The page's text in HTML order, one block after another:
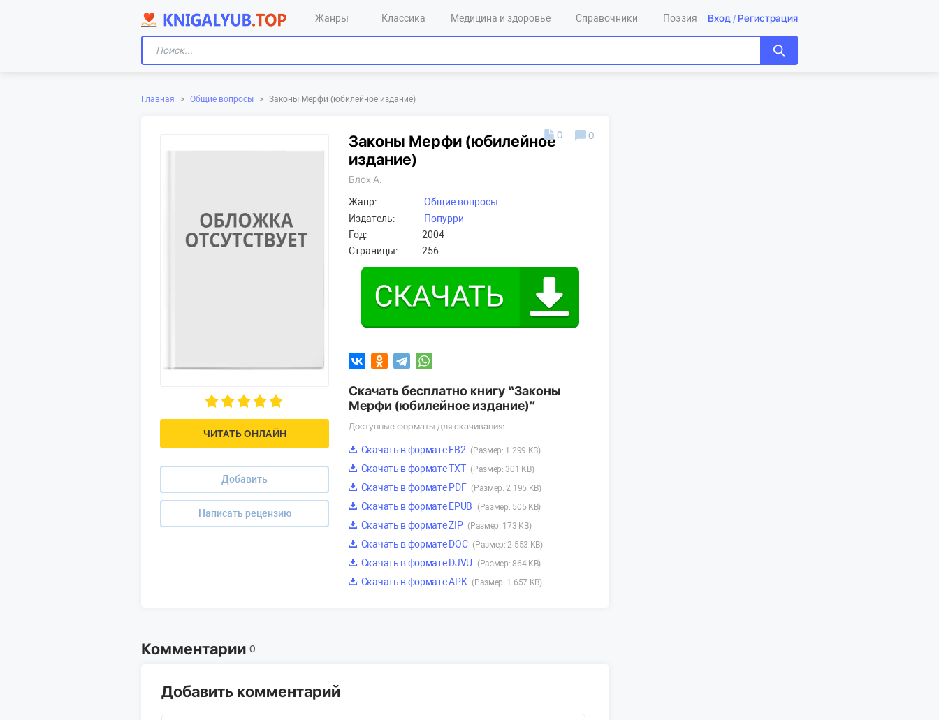
Жанры Классика Медицина и здоровье Справочники Поэзия Вход / Регистрация
Главная > Общие вопросы > Законы Мерфи (юбилейное издание)
ЧИТАТЬ ОНЛАЙН
Добавить
Написать рецензию
Законы Мерфи (юбилейное
издание)
Блох А.
Жанр:
Общие вопросы
Издатель:
Попурри
Год:
2004
Страницы:
256
0 0
Скачать бесплатно книгу “Законы
Мерфи (юбилейное издание)”
Доступные форматы для скачивания:
Скачать в формате FB2 (Размер: 1 299 KB)
Скачать в формате TXT (Размер: 301 KB)
Скачать в формате PDF (Размер: 2 195 KB)
Скачать в формате EPUB (Размер: 505 KB)
Скачать в формате ZIP (Размер: 173 KB)
Скачать в формате DOC (Размер: 2 553 KB)
Скачать в формате DJVU (Размер: 864 KB)
Скачать в формате APK (Размер: 1 657 KB)
Комментарии 0
Добавить комментарий